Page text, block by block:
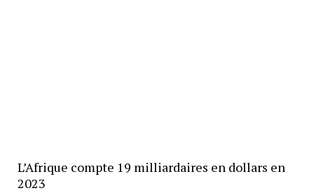
L’Afrique compte 19 milliardaires en dollars en
2023